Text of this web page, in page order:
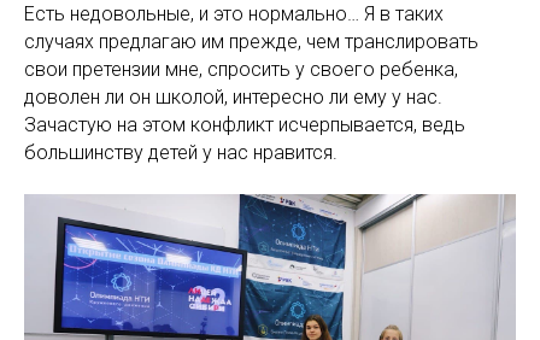
Есть недовольные, и это нормально… Я в таких
случаях предлагаю им прежде, чем транслировать
свои претензии мне, спросить у своего ребенка,
доволен ли он школой, интересно ли ему у нас.
Зачастую на этом конфликт исчерпывается, ведь
большинству детей у нас нравится.